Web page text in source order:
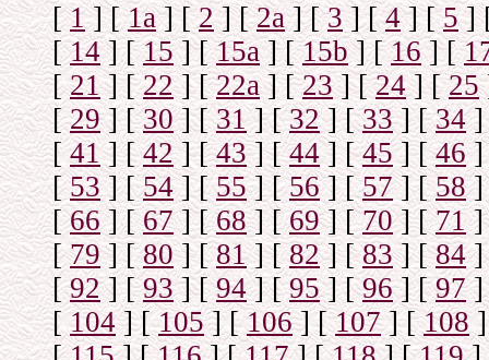
[1] [1а] [2] [2а] [3] [4] [5]
[14] [15] [15a] [15b] [16] [
[21] [22] [22a] [23] [24] [25
[29] [30] [31] [32] [33] [34]
[41] [42 ] [43] [44] [45] [46]
[53] [54] [55] [56] [57] [58]
[66] [67] [68] [69] [70] [71]
[79] [80] [81] [82] [83] [84]
[92] [93] [94] [95] [96] [97]
[104] [105] [106] [107] [108]